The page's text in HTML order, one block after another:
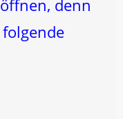
denn